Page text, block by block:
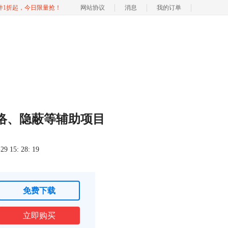
折起，今日限量抢！ 网站协议 消息 我的订单
、隐蔽等辅助项目
15: 28: 19
免费下载
立即购买